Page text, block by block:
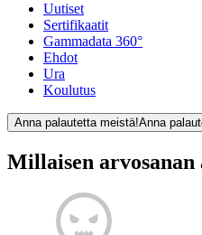
Uutiset
Sertifikaatit
Gammadata 360°
Ehdot
Ura
Koulutus
Anna palautetta meistä!Anna
Millaisen arvosanan